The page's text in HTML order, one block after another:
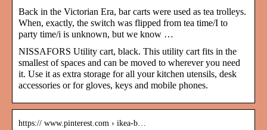
Back in the Victorian Era, bar carts were used as tea trolleys.
When, exactly, the switch was flipped from tea time/I to
party time/i is unknown, but we know …
NISSAFORS Utility cart, black. This utility cart fits in the
smallest of spaces and can be moved to wherever you need
it. Use it as extra storage for all your kitchen utensils, desk
accessories or for gloves, keys and mobile phones.
https:// www.pinterest.com › ikea-b…